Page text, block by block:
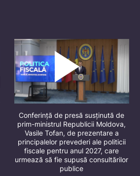
Conferință de presă susținută de
prim-ministrul Republicii Moldova,
Vasile Tofan, de prezentare a
principalelor prevederi ale politicii
fiscale pentru anul 2027, care
urmează să fie supusă consultărilor
publice